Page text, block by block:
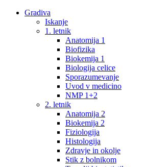
Gradiva
Iskanje
1. letnik
Anatomija 1
Biofizika
Biokemija 1
Biologija celice
Sporazumevanje
Uvod v medicino
NMP 1+2
2. letnik
Anatomija 2
Biokemija 2
Fiziologija
Histologija
Zdravje in okolje
Stik z bolnikom